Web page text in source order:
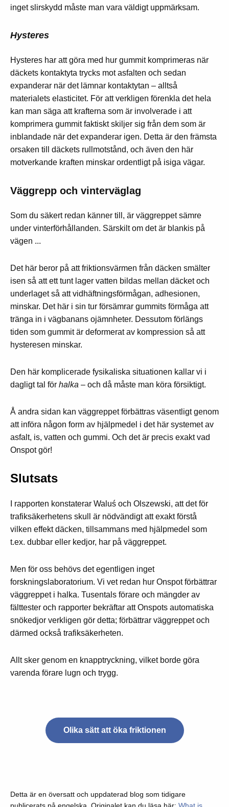
inget slirskydd måste man vara vä ldigt uppmärksam.
Hysteres
Hysteres har att göra med hur gummit komprimeras när
däckets kontaktyta trycks mot asfalten och sedan
expanderar när det lämnar kontaktytan – alltså
materialets elasticitet. För att verkligen förenkla det hela
kan man säga att krafterna som är involverade i att
komprimera gummit faktiskt skiljer sig från dem som är
inblandade när det expanderar igen. Detta är den främsta
orsaken till däckets rullmotstånd, och även den här
motverkande kraften minskar ordentligt på isiga vägar.
Väggrepp och vinterväglag
Som du säkert redan känner till, är väggreppet sämre
under vinterförhållanden. Särskilt om det är blankis på
vägen ...
Det här beror på att friktionsvärmen från däcken smälter
isen så att ett tunt lager vatten bildas mellan däcket och
underlaget så att vidhäftningsförmågan, adhesionen,
minskar. Det här i sin tur försämrar gummits förmåga att
tränga in i vägbanans ojämnheter. Dessutom förlängs
tiden som gummit är deformerat av kompression så att
hysteresen minskar.
Den här komplicerade fysikaliska situationen kallar vi i
dagligt tal för halka – och då måste man köra försiktigt.
Å andra sidan kan väggreppet förbättras väsentligt genom
att införa någon form av hjälpmedel i det här systemet av
asfalt, is, vatten och gummi. Och det är precis exakt vad
Onspot gör!
Slutsats
I rapporten konstaterar Waluś och Olszewski, att det för
trafiksäkerhetens skull är nödvändigt att exakt förstå
vilken effekt däcken, tillsammans med hjälpmedel som
t.ex. dubbar eller kedjor, har på väggreppet.
Men för oss behövs det egentligen inget
forskningslaboratorium. Vi vet redan hur Onspot förbättrar
väggreppet i halka. Tusentals förare och mängder av
fälttester och rapporter bekräftar att Onspots automatiska
snökedjor verkligen gör detta; förbättrar väggreppet och
därmed också trafiksäkerheten.
Allt sker genom en knapptryckning, vilket borde göra
varenda förare lugn och trygg.
Olika sätt att öka friktionen
Detta är en översatt och uppdaterad blog som tidigare
publicerats på engelska. Originalet kan du läsa här: What is